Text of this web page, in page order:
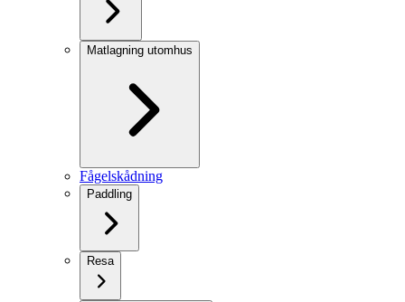
Matlagning utomhus
Fågelskådning
Paddling
Resa